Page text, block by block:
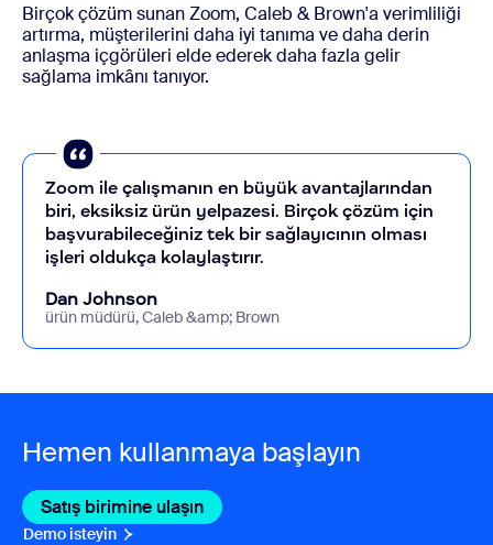
Birçok çözüm sunan Zoom, Caleb & Brown'a verimliliği
artırma, müşterilerini daha iyi tanıma ve daha derin
anlaşma içgörüleri elde ederek daha fazla gelir
sağlama imkânı tanıyor.
Zoom ile çalışmanın en büyük avantajlarından
biri, eksiksiz ürün yelpazesi. Birçok çözüm için
başvurabileceğiniz tek bir sağlayıcının olması
işleri oldukça kolaylaştırır.
Dan Johnson
ürün müdürü, Caleb &amp; Brown
Hemen kullanmaya başlayın
Satış birimine ulaşın Satış birimine ulaşın
Demo isteyin Demo İsteyin